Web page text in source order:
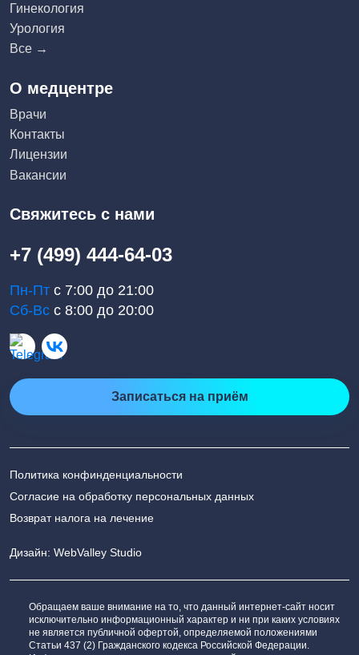
Гинекология
Урология
Все →
О медцентре
Врачи
Контакты
Лицензии
Вакансии
Свяжитесь с нами
+7 (499) 444-64-03
Пн-Пт с 7:00 до 21:00
Сб-Вс с 8:00 до 20:00
Записаться на приём
Дизайн: WebValley Studio
Политика конфинденциальности
Согласие на обработку персональных данных
Возврат налога на лечение
Обращаем ваше внимание на то, что данный интернет-сайт носит
исключительно информационный характер и ни при каких условиях
не является публичной офертой, определяемой положениями
Статьи 437 (2) Гражданского кодекса Российской Федерации.